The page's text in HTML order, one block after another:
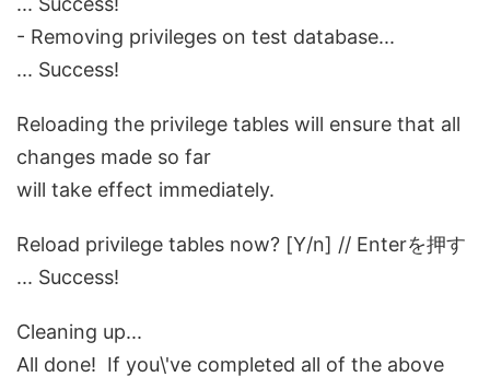
- Removing privileges on test database...
... Success!
Reloading the privilege tables will ensure that all
changes made so far
will take effect immediately.
Reload privilege tables now? [Y/n] // Enterを押す
... Success!
Cleaning up...
All done! If you\'ve completed all of the above